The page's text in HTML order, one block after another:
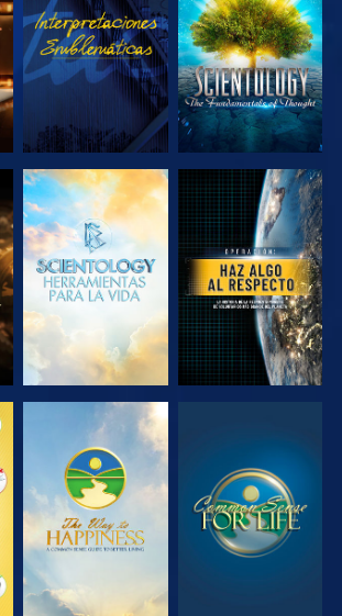
SERIES
EXPLORA LAS
SERIES
VE
VE VE